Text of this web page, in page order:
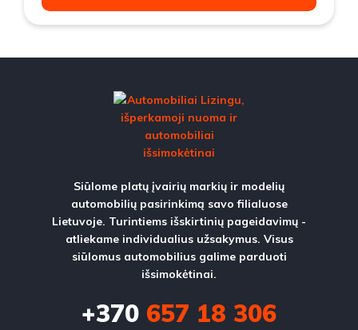
Siūlome platų įvairių markių ir modelių
automobilių pasirinkimą savo filialuose
Lietuvoje. Turintiems išskirtinių pageidavimų -
atliekame individualius užsakymus. Visus
siūlomus automobilius galime parduoti
išsimokėtinai.
+370 657 18 306